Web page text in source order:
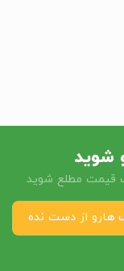
شوید
قیمت مطلع شوید